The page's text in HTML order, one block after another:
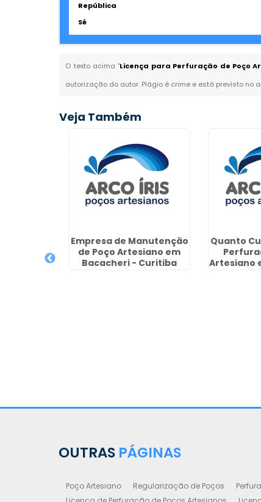
República
Sé
O texto acima "Licença para Perfuração de Poço
autorização do autor. Plágio é crime e está previsto no
Veja Também
Empresa de Manutenção
de Poço Artesiano em
Bacacheri - Curitiba
Quanto
Artesiano
OUTRAS PÁGINAS
Poço Artesiano Regularização de Poços